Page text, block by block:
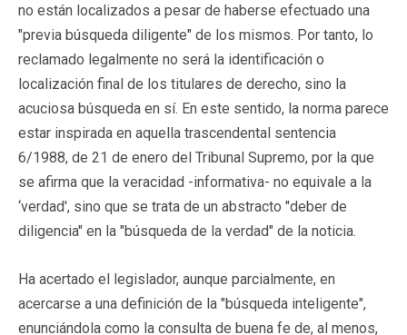
no están localizados a pesar de haberse efectuado una
"previa búsqueda diligente" de los mismos. Por tanto, lo
reclamado legalmente no será la identificación o
localización final de los titulares de derecho, sino la
acuciosa búsqueda en sí. En este sentido, la norma parece
estar inspirada en aquella trascendental sentencia
6/1988, de 21 de enero del Tribunal Supremo, por la que
se afirma que la veracidad -informativa- no equivale a la
‘verdad', sino que se trata de un abstracto "deber de
diligencia" en la "búsqueda de la verdad" de la noticia.
Ha acertado el legislador, aunque parcialmente, en
acercarse a una definición de la "búsqueda inteligente",
enunciándola como la consulta de buena fe de, al menos,